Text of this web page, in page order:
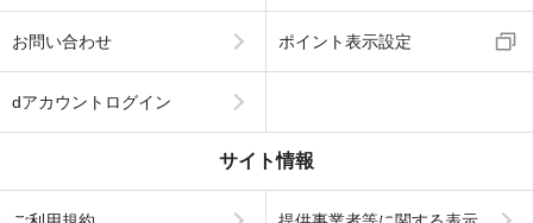
お問い合わせ ポイント表示設定
dアカウントログイン
サイト情報